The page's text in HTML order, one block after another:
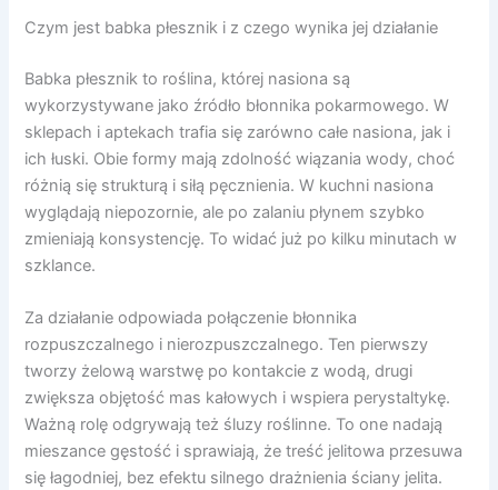
Czym jest babka płesznik i z czego wynika jej działanie
Babka płesznik to roślina, której nasiona są
wykorzystywane jako źródło błonnika pokarmowego. W
sklepach i aptekach trafia się zarówno całe nasiona, jak i
ich łuski. Obie formy mają zdolność wiązania wody, choć
różnią się strukturą i siłą pęcznienia. W kuchni nasiona
wyglądają niepozornie, ale po zalaniu płynem szybko
zmieniają konsystencję. To widać już po kilku minutach w
szklance.
Za działanie odpowiada połączenie błonnika
rozpuszczalnego i nierozpuszczalnego. Ten pierwszy
tworzy żelową warstwę po kontakcie z wodą, drugi
zwiększa objętość mas kałowych i wspiera perystaltykę.
Ważną rolę odgrywają też śluzy roślinne. To one nadają
mieszance gęstość i sprawiają, że treść jelitowa przesuwa
się łagodniej, bez efektu silnego drażnienia ściany jelita.